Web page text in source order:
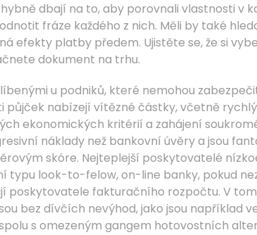
dbají na to, aby porovnali vlastnosti v
fráze každého z nich. Měli by také
efekty platby předem. Ujistěte se, že si
dokument na trhu.
u podniků, které nemohou
půjček nabízejí vítězné částky, včetně
ekonomických kritérií a zahájení
náklady než bankovní úvěry a jsou
skóre. Nejteplejší poskytovatelé
typu look-to-felow, on-line banky, pokud
poskytovatele fakturačního rozpočtu. V
bez dívčích nevýhod, jako jsou například
s omezeným gangem hotovostních